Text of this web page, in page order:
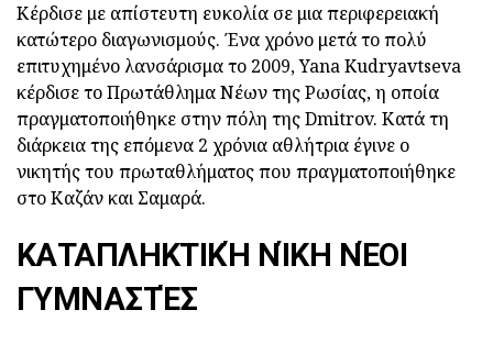
Κέρδισε με απίστευτη ευκολία σε μια περιφερειακή
κατώτερο διαγωνισμούς. Ένα χρόνο μετά το πολύ
επιτυχημένο λανσάρισμα το 2009, Yana Kudryavtseva
κέρδισε το Πρωτάθλημα Νέων της Ρωσίας, η οποία
πραγματοποιήθηκε στην πόλη της Dmitrov. Κατά τη
διάρκεια της επόμενα 2 χρόνια αθλήτρια έγινε ο
νικητής του πρωταθλήματος που πραγματοποιήθηκε
στο Καζάν και Σαμαρά.
ΚΑΤΑΠΛΗΚΤΙΚΉ ΝΊΚΗ ΝΈΟΙ
ΓΥΜΝΑΣΤΈΣ